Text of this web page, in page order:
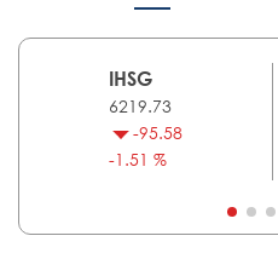
IHSG
6219.73
-95.58
-1.51 %